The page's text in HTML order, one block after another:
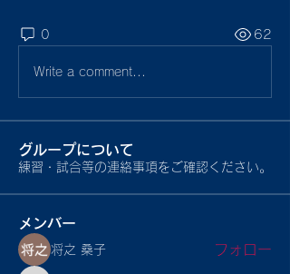
0 62
Write a comment...
グループについて
練習・試合等の連絡事項をご確認ください。
メンバー
将之 桑子 フォロー